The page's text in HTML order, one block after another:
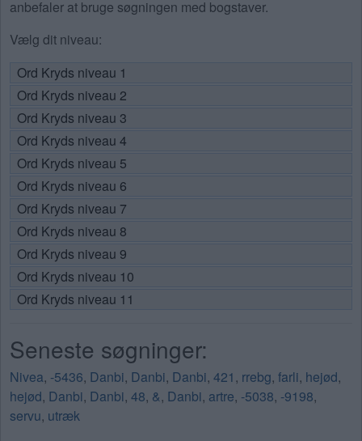
anbefaler at bruge søgningen med bogstaver.
Vælg dit niveau:
Ord Kryds niveau 1
Ord Kryds niveau 2
Ord Kryds niveau 3
Ord Kryds niveau 4
Ord Kryds niveau 5
Ord Kryds niveau 6
Ord Kryds niveau 7
Ord Kryds niveau 8
Ord Kryds niveau 9
Ord Kryds niveau 10
Ord Kryds niveau 11
Seneste søgninger:
Nivea, -5436, Danbi, Danbi, Danbi, 421, rrebg, farli, hejød,
hejød, Danbi, Danbi, 48, &, Danbi, artre, -5038, -9198,
servu, utræk